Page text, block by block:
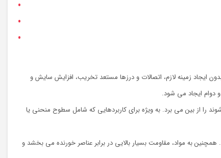
ایجاد زمینه لازم، اتصالات و درزها مستعد تخریب، افزایش سایش و
دوام ایجاد می شود.
از بین می برد. به ویژه برای کاربردهایی که شامل سطوح منحنی یا
به مواد، مقاومت بسیار بالایی در برابر عناصر خورنده می بخشد و